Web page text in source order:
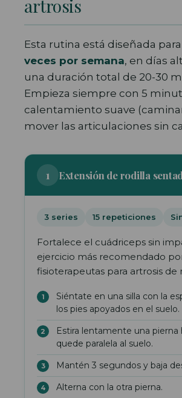
artrosis
Esta rutina está diseñada
veces por semana, en días
una duración total de 20-30
Empieza siempre con 5
calentamiento suave
mover las articulaciones sin
1 Extensión de rodilla
3 series 15 repeticiones
Fortalece el cuádriceps sin
ejercicio más recomendado
fisioterapeutas para artrosis de
Siéntate en una silla con la
los pies apoyados en el suelo.
Estira lentamente una pierna
quede paralela al suelo.
Mantén 3 segundos y baja
Alterna con la otra pierna.